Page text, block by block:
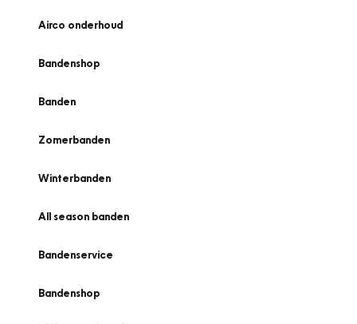
Airco onderhoud
Bandenshop
Banden
Zomerbanden
Winterbanden
All season banden
Bandenservice
Bandenshop